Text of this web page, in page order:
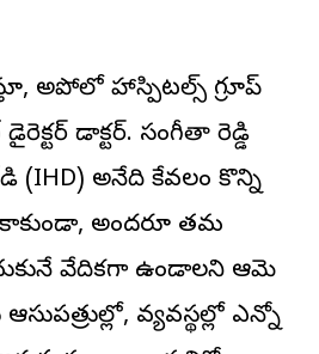
అపోలో హాస్పిటల్స్ గ్రూప్
డాక్టర్. సంగీతా రెడ్డి
అనేది కేవలం కొన్ని
అందరూ తమ
వేదికగా ఉండాలని ఆమె
వ్యవస్థల్లో ఎన్నో